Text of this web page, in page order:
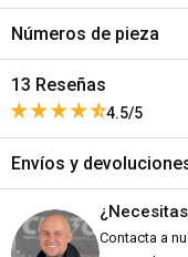
Homologado ECE
Estilo de la vieja
Mentonera acolchada
Broches integrados
Números de pieza
Variant:Gold Flames -
SKU:A556-889961
DPN:987556
Variant:Gold Flames - S
A557-889962
DPN:987557
13 Reseñas
4.5/5
Este producto no
No se
Envíos y
Envíos y plazos de
Todos los pedidos se
Contacta a